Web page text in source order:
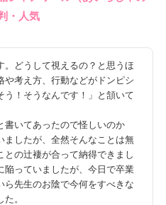
・人気
。どうして視えるの？と思うほ
や考え方、行動などがドンピシ
う！そうなんです！」と頷いて
書いてあったので怪しいのか
ましたが、全然そんなことは無
との辻褄が合って納得できまし
陥っていましたが、今日で卒業
ら先生のお陰で今何をすべきな
。